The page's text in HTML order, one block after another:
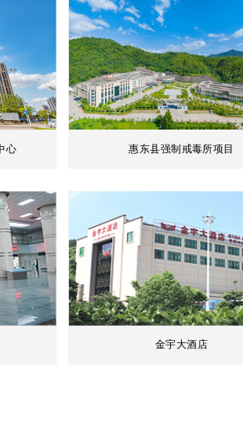
心 惠东县强制戒毒所项目
金宇大酒店